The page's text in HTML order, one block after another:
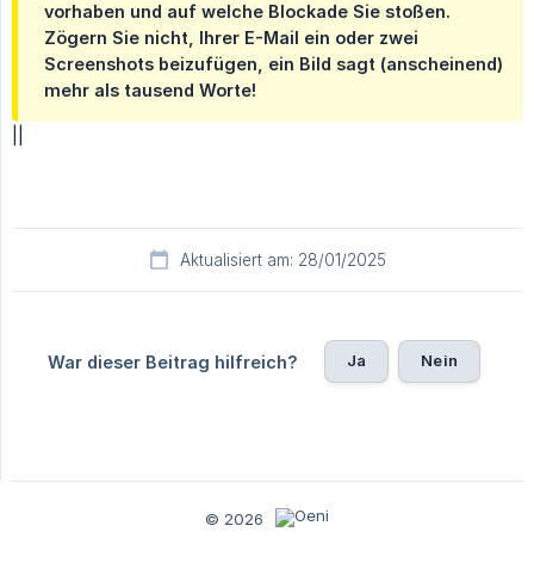
vorhaben und auf welche Blockade Sie stoßen.
Zögern Sie nicht, Ihrer E-Mail ein oder zwei
Screenshots beizufügen, ein Bild sagt (anscheinend)
mehr als tausend Worte!
Aktualisiert am: 28/01/2025
War dieser Beitrag hilfreich? Ja Nein
© 2026